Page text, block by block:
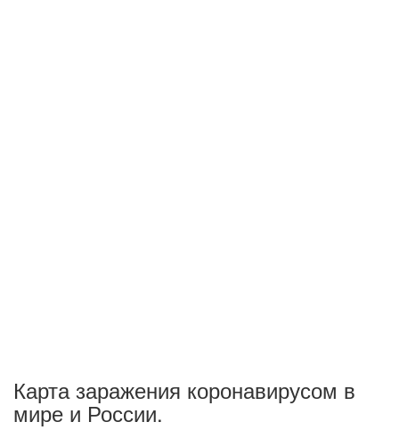
Карта заражения коронавирусом в
мире и России.